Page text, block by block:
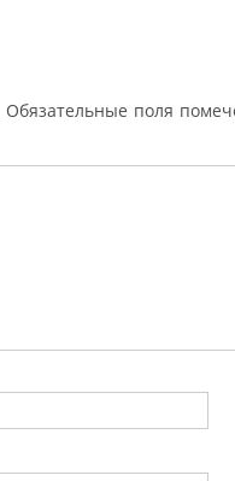
Обязательные поля